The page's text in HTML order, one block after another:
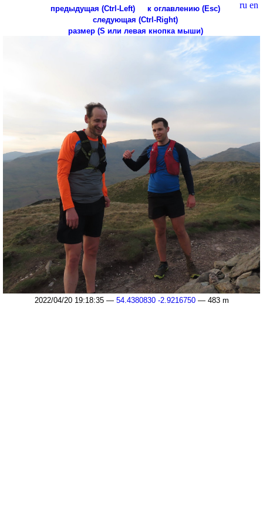
ru en
предыдущая (Ctrl-Left)
к оглавлению (Esc)
следующая (Ctrl-Right)
размер (S или левая кнопка мыши)
2022/04/20 19:18:35 — 54.4380830 -2.9216750— 483 m